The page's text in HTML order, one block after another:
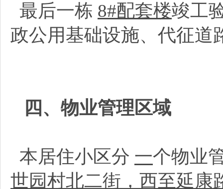
最后一栋 8#配套楼竣工
政公用基础设施、代征道
四、物业管理区域
本居住小区分 一个物业
世园村北二街，西至延康